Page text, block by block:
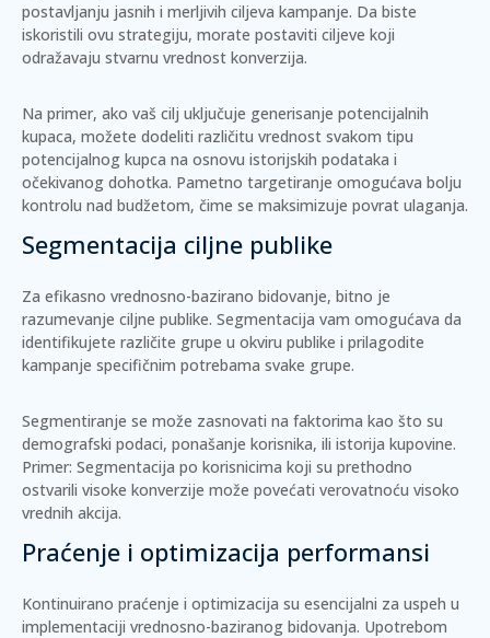
postavljanju jasnih i merljivih ciljeva kampanje. Da biste
iskoristili ovu strategiju, morate postaviti ciljeve koji
odražavaju stvarnu vrednost konverzija.
Na primer, ako vaš cilj uključuje generisanje potencijalnih
kupaca, možete dodeliti različitu vrednost svakom tipu
potencijalnog kupca na osnovu istorijskih podataka i
očekivanog dohotka. Pametno targetiranje omogućava bolju
kontrolu nad budžetom, čime se maksimizuje povrat ulaganja.
Segmentacija ciljne publike
Za efikasno vrednosno-bazirano bidovanje, bitno je
razumevanje ciljne publike. Segmentacija vam omogućava da
identifikujete različite grupe u okviru publike i prilagodite
kampanje specifičnim potrebama svake grupe.
Segmentiranje se može zasnovati na faktorima kao što su
demografski podaci, ponašanje korisnika, ili istorija kupovine.
Primer: Segmentacija po korisnicima koji su prethodno
ostvarili visoke konverzije može povećati verovatnoću visoko
vrednih akcija.
Praćenje i optimizacija performansi
Kontinuirano praćenje i optimizacija su esencijalni za uspeh u
implementaciji vrednosno-baziranog bidovanja. Upotrebom